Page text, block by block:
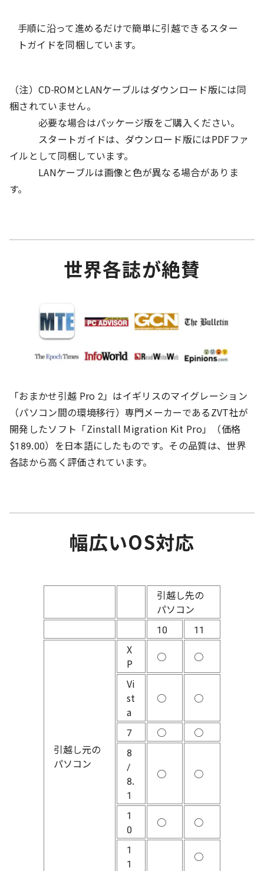
手順に沿って進めるだけで簡単に引越できるスター
トガイドを同梱しています。
（注）CD-ROMとLANケーブルはダウンロード版には同
梱されていません。
必要な場合はパッケージ版をご購入ください。
スタートガイドは、ダウンロード版にはPDFファ
イルとして同梱しています。
LANケーブルは画像と色が異なる場合がありま
す。
世界各誌が絶賛
「おまかせ引越 Pro 2」はイギリスのマイグレーション
（パソコン間の環境移行）専門メーカーであるZVT社が
開発したソフト「Zinstall Migration Kit Pro」（価格
$189.00）を日本語にしたものです。その品質は、世界
各誌から高く評価されています。
幅広いOS対応
引越し先の
パソコン
10
11
引越し元の
パソコン
X
P
○
○
Vi
st
a
○ ○
7 ○
○
8
/
8.
1
○ ○
1
0
○
○
1
1
○